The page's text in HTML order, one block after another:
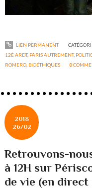
LIEN PERMANENT
12È ARDT, PARIS AUTREMENT,
ROMERO, BIOÉTHIQUES 0
2018
26/02
Retrouvons-
à 12H sur
de vie (en direct